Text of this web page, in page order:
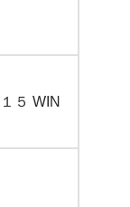
５ WIN